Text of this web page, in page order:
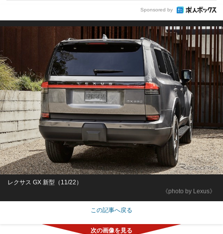
Sponsored by
《photo by Lexus》
レクサス GX 新型（11/22）
この記事へ戻る